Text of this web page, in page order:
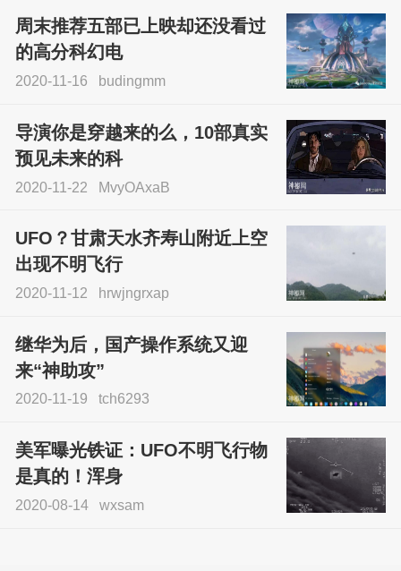
周末推荐五部已上映却还没看过
的高分科幻电
2020-11-16 budingmm
导演你是穿越来的么，10部真实
预见未来的科
2020-11-22 MvyOAxaB
UFO？甘肃天水齐寿山附近上空
出现不明飞行
2020-11-12 hrwjngrxap
继华为后，国产操作系统又迎
来“神助攻”
2020-11-19 tch6293
美军曝光铁证：UFO不明飞行物
是真的！浑身
2020-08-14 wxsam